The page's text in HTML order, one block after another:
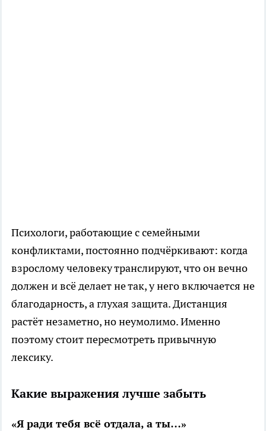
Психологи, работающие с семейными
конфликтами, постоянно подчёркивают: когда
взрослому человеку транслируют, что он вечно
должен и всё делает не так, у него включается не
благодарность, а глухая защита. Дистанция
растёт незаметно, но неумолимо. Именно
поэтому стоит пересмотреть привычную
лексику.
Какие выражения лучше забыть
«Я ради тебя всё отдала, а ты…»